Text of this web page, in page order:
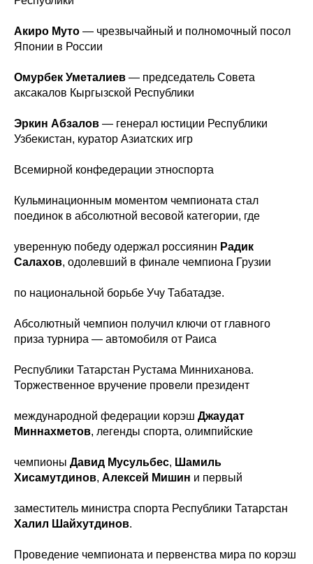
Акиро Муто — чрезвычайный и полномочный посол
Японии в России
Омурбек Уметалиев — председатель Совета
аксакалов Кыргызской Республики
Эркин Абзалов — генерал юстиции Республики
Узбекистан, куратор Азиатских игр
Всемирной конфедерации этноспорта
Кульминационным моментом чемпионата стал
поединок в абсолютной весовой категории, где
уверенную победу одержал россиянин Радик
Салахов, одолевший в финале чемпиона Грузии
по национальной борьбе Учу Табатадзе.
Абсолютный чемпион получил ключи от главного
приза турнира — автомобиля от Раиса
Республики Татарстан Рустама Минниханова.
Торжественное вручение провели президент
международной федерации корэш Джаудат
Миннахметов, легенды спорта, олимпийские
чемпионы Давид Мусульбес, Шамиль
Хисамутдинов, Алексей Мишин и первый
заместитель министра спорта Республики Татарстан
Халил Шайхутдинов.
Проведение чемпионата и первенства мира по корэш